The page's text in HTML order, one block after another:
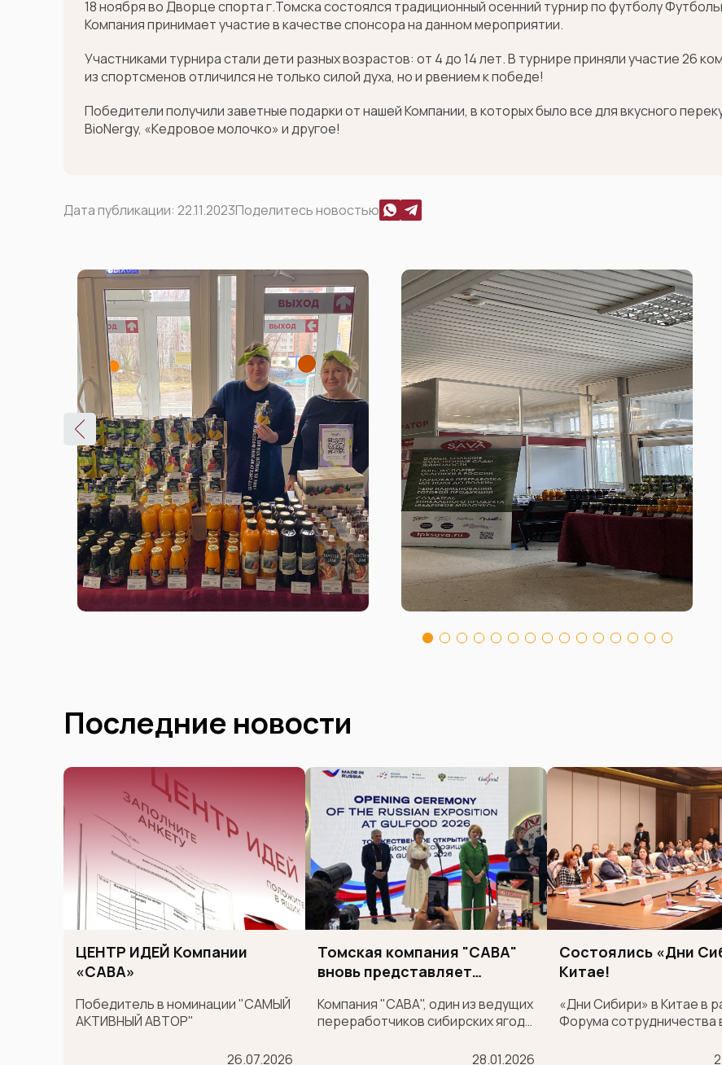
18 ноября во Дворце спорта г.Томска состоялся традиционный осенний турнир по футболу
Компания принимает участие в качестве спонсора на данном мероприятии.
Участниками турнира стали дети разных возрастов: от 4 до 14 лет. В турнире приняли участие 26
из спортсменов отличился не только силой духа, но и рвением к победе!
Победители получили заветные подарки от нашей Компании, в которых было все для вкусного
BioNergy, «Кедровое молочко» и другое!
Дата публикации: 22.11.2023Поделитесь новостью
Последние новости
ЦЕНТР ИДЕЙ Компании
«САВА»
Победитель в номинации "САМЫЙ
АКТИВНЫЙ АВТОР"
26.07.2026
Томская компания "САВА"
вновь представляет
международной выставке
GULFOOD
Компания "САВА", один из ведущих
переработчиков сибирских ягод,
в крупнейшей международной
28.01.2026
Состоялись «Дни
Китае!
«Дни Сибири» в Китае в
Форума сотрудничества
логистической цепочки